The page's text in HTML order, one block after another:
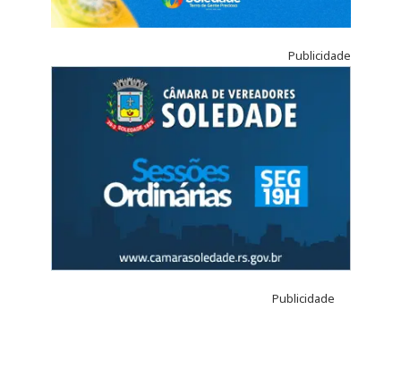
Publicidade
Publicidade